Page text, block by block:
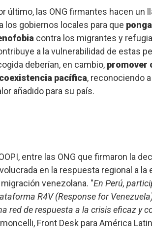
último, las ONG firmantes hacen un
los gobiernos locales para que
contra los migrantes y
a la vulnerabilidad de estas
deberían, en cambio, promover
pacífica, reconociendo
añadido para su país.
entre las ONG que firmaron la
en la respuesta regional a
migración venezolana. "En Perú,
R4V (Response for
red de respuesta a la crisis eficaz y
Front Desk para América